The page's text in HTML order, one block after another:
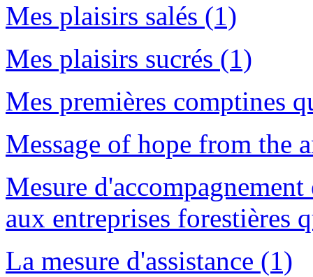
Mes plaisirs salés (1)
Mes plaisirs sucrés (1)
Mes premières comptines
Message of hope from the
Mesure
aux entreprises forestières
La mesure d'assistance (1)